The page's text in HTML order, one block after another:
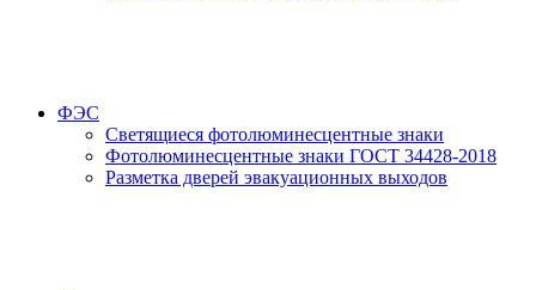
ФЭС
Светящиеся фотолюминесцентные знаки
Фотолюминесцентные знаки ГОСТ 34428-2018
Разметка дверей эвакуационных выходов